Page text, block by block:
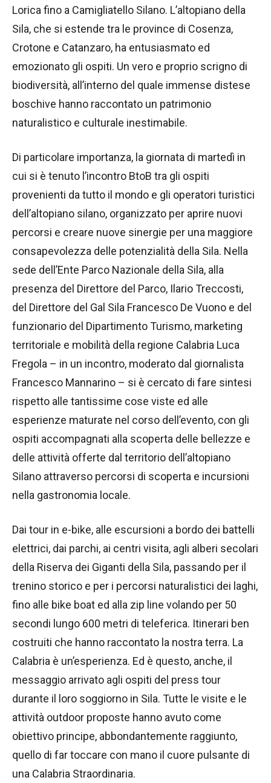
Lorica fino a Camigliatello Silano. L’altopiano della
Sila, che si estende tra le province di Cosenza,
Crotone e Catanzaro, ha entusiasmato ed
emozionato gli ospiti. Un vero e proprio scrigno di
biodiversità, all’interno del quale immense distese
boschive hanno raccontato un patrimonio
naturalistico e culturale inestimabile.
Di particolare importanza, la giornata di martedì in
cui si è tenuto l’incontro BtoB tra gli ospiti
provenienti da tutto il mondo e gli operatori turistici
dell’altopiano silano, organizzato per aprire nuovi
percorsi e creare nuove sinergie per una maggiore
consapevolezza delle potenzialità della Sila. Nella
sede dell’Ente Parco Nazionale della Sila, alla
presenza del Direttore del Parco, Ilario Treccosti,
del Direttore del Gal Sila Francesco De Vuono e del
funzionario del Dipartimento Turismo, marketing
territoriale e mobilità della regione Calabria Luca
Fregola – in un incontro, moderato dal giornalista
Francesco Mannarino – si è cercato di fare sintesi
rispetto alle tantissime cose viste ed alle
esperienze maturate nel corso dell’evento, con gli
ospiti accompagnati alla scoperta delle bellezze e
delle attività offerte dal territorio dell’altopiano
Silano attraverso percorsi di scoperta e incursioni
nella gastronomia locale.
Dai tour in e-bike, alle escursioni a bordo dei battelli
elettrici, dai parchi, ai centri visita, agli alberi secolari
della Riserva dei Giganti della Sila, passando per il
trenino storico e per i percorsi naturalistici dei laghi,
fino alle bike boat ed alla zip line volando per 50
secondi lungo 600 metri di teleferica. Itinerari ben
costruiti che hanno raccontato la nostra terra. La
Calabria è un’esperienza. Ed è questo, anche, il
messaggio arrivato agli ospiti del press tour
durante il loro soggiorno in Sila. Tutte le visite e le
attività outdoor proposte hanno avuto come
obiettivo principe, abbondantemente raggiunto,
quello di far toccare con mano il cuore pulsante di
una Calabria Straordinaria.